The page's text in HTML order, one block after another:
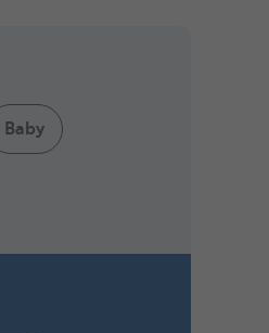
Baby